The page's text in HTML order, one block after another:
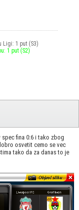
Ligi: 1 put (S3)
1 put (S2)
fina 0:6 i tako zbog
osvetit cemo se vec
tako da za danas to je